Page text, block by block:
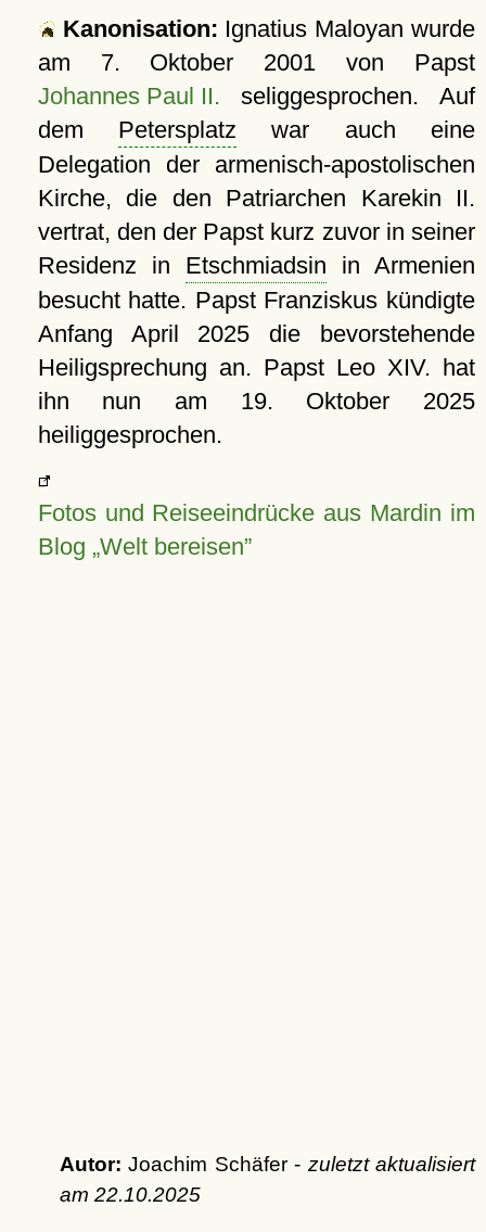
Kanonisation: Ignatius Maloyan wurde
am 7. Oktober 2001 von Papst
Johannes Paul II. seliggesprochen. Auf
dem Petersplatz war auch eine
Delegation der armenisch-apostolischen
Kirche, die den Patriarchen Karekin II.
vertrat, den der Papst kurz zuvor in seiner
Residenz in Etschmiadsin in Armenien
besucht hatte. Papst Franziskus kündigte
Anfang April 2025 die bevorstehende
Heiligsprechung an. Papst Leo XIV. hat
ihn nun am 19. Oktober 2025
heiliggesprochen.
Fotos und Reiseeindrücke aus Mardin im
Blog Welt bereisen
Autor: Joachim Schäfer - zuletzt aktualisiert
am 22.10.2025